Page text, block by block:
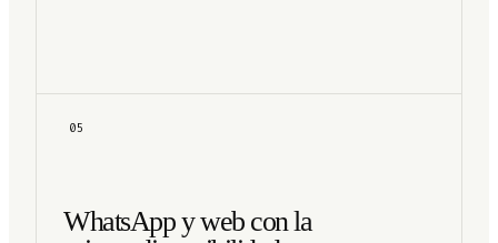
05
WhatsApp y web con la